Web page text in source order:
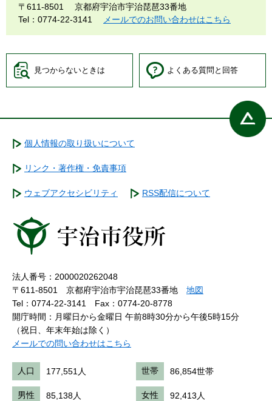
〒611-8501
京都府宇治市宇治琵琶33番地
Tel：0774-22-3141
メールでのお問い合わせはこちら
見つからないときは よくある質問と回答
個人情報の取り扱いについて
リンク・著作権・免責事項
ウェブアクセシビリティ RSS配信について
法人番号：2000020262048
〒611-8501 京都府宇治市宇治琵琶33番地 地図
Tel：0774-22-3141
Fax：0774-20-8778
開庁時間：月曜日から金曜日 午前8時30分から午後5時15分
（祝日、年末年始は除く）
メールでの問い合わせはこちら
人口 177,551人 世帯 86,854世帯
男性 85,138人 女性 92,413人